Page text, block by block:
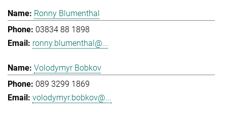
Ronny Blumenthal
03834 88 1898
ronny.blumenthal@...
Volodymyr Bobkov
089 3299 1869
volodymyr.bobkov@...